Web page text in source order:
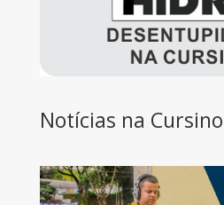
Notícias na Cursino